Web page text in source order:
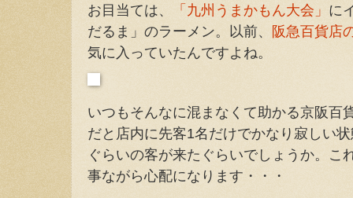
お目当ては、
「九州うまかもん大会」 に
だるま」のラーメン。以前、 阪急百貨店
気に入っていたんですよね。
いつもそんなに混まなくて助かる京阪百
だと店内に先客1名だけでかなり寂しい
ぐらいの客が来たぐらいでしょうか。こ
事ながら心配になります・・・